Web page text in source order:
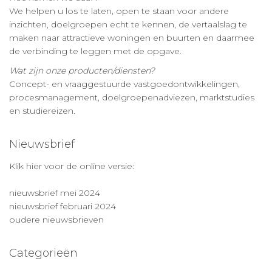
We helpen u los te laten, open te staan voor andere
inzichten, doelgroepen echt te kennen, de vertaalslag te
maken naar attractieve woningen en buurten en daarmee
de verbinding te leggen met de opgave.
Wat zijn onze producten/diensten?
Concept- en vraaggestuurde vastgoedontwikkelingen,
procesmanagement, doelgroepenadviezen, marktstudies
en studiereizen.
Nieuwsbrief
Klik hier voor de online versie:
nieuwsbrief mei 2024
nieuwsbrief februari 2024
oudere nieuwsbrieven
Categorieën